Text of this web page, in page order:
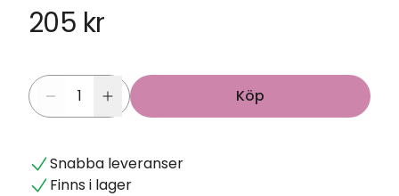
205 kr
Köp
Snabba leveranser
Finns i lager